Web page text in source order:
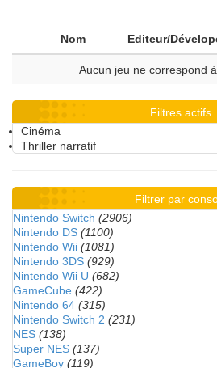
Nom Editeur/
Aucun jeu ne correspond
Filtres actifs
Cinéma
Thriller narratif
Filtrer par
Nintendo Switch (2906)
Nintendo DS (1100)
Nintendo Wii (1081)
Nintendo 3DS (929)
Nintendo Wii U (682)
GameCube (422)
Nintendo 64 (315)
Nintendo Switch 2 (231)
NES (138)
Super NES (137)
GameBoy (119)